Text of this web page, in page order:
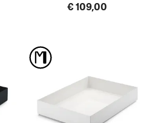
€ 109,00